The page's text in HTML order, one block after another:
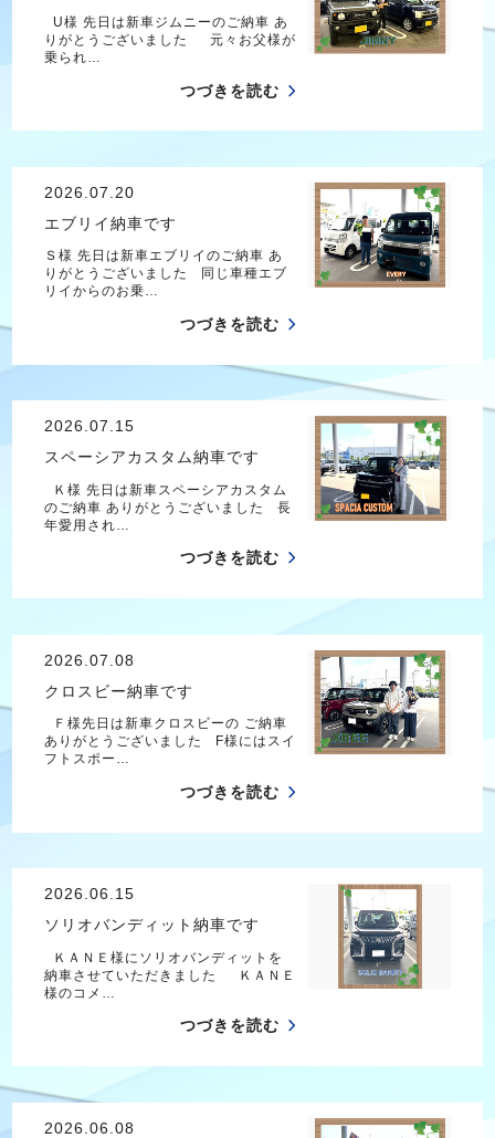
U様 先日は新車ジムニーのご納車 あ
りがとうございました 元々お父様が
乗られ…
つづきを読む
2026.07.20
エブリイ納車です
Ｓ様 先日は新車エブリイのご納車 あ
りがとうございました 同じ車種エブ
リイからのお乗…
つづきを読む
2026.07.15
スペーシアカスタム納車です
Ｋ様 先日は新車スペーシアカスタム
のご納車 ありがとうございました 長
年愛用され…
つづきを読む
2026.07.08
クロスビー納車です
Ｆ様先日は新車クロスビーの ご納車
ありがとうございました F様にはスイ
フトスポー…
つづきを読む
2026.06.15
ソリオバンディット納車です
ＫＡＮＥ様にソリオバンディットを
納車させていただきました ＫＡＮＥ
様のコメ…
つづきを読む
2026.06.08